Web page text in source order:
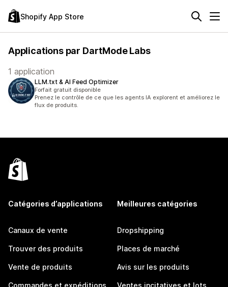
Shopify App Store
Applications par DartMode Labs
1 application
LLM.txt & AI Feed Optimizer
Forfait gratuit disponible
Prenez le contrôle de ce que les agents IA explorent et améliorez le
flux de produits.
Catégories d’applications
Canaux de vente
Trouver des produits
Vente de produits
Commandes et expéditions
Meilleures catégories
Dropshipping
Places de marché
Avis sur les produits
Ventes incitatives et lots